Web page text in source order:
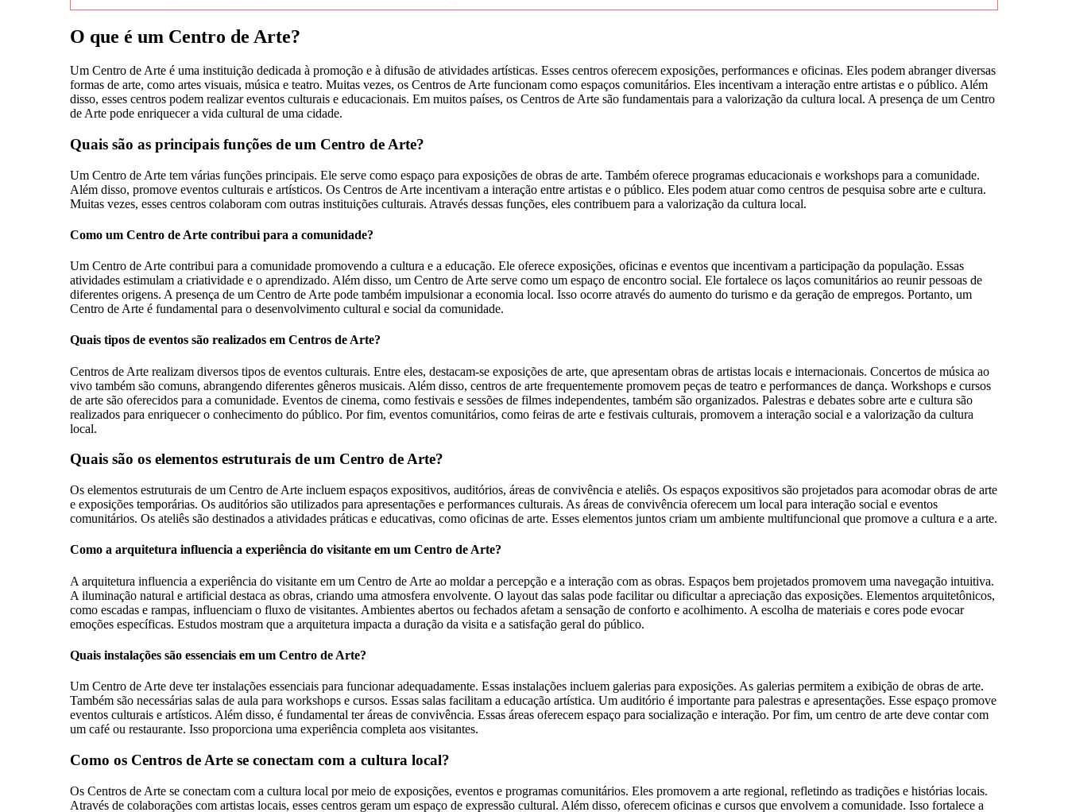
O que é um Centro de Arte?
Um Centro de Arte é uma instituição dedicada à promoção e à difusão de atividades artísticas. Esses centros oferecem exposições, performances e oficinas. Eles podem abranger diversas
formas de arte, como artes visuais, música e teatro. Muitas vezes, os Centros de Arte funcionam como espaços comunitários. Eles incentivam a interação entre artistas e o público. Além
disso, esses centros podem realizar eventos culturais e educacionais. Em muitos países, os Centros de Arte são fundamentais para a valorização da cultura local. A presença de um Centro
de Arte pode enriquecer a vida cultural de uma cidade.
Quais são as principais funções de um Centro de Arte?
Um Centro de Arte tem várias funções principais. Ele serve como espaço para exposições de obras de arte. Também oferece programas educacionais e workshops para a comunidade.
Além disso, promove eventos culturais e artísticos. Os Centros de Arte incentivam a interação entre artistas e o público. Eles podem atuar como centros de pesquisa sobre arte e cultura.
Muitas vezes, esses centros colaboram com outras instituições culturais. Através dessas funções, eles contribuem para a valorização da cultura local.
Como um Centro de Arte contribui para a comunidade?
Um Centro de Arte contribui para a comunidade promovendo a cultura e a educação. Ele oferece exposições, oficinas e eventos que incentivam a participação da população. Essas
atividades estimulam a criatividade e o aprendizado. Além disso, um Centro de Arte serve como um espaço de encontro social. Ele fortalece os laços comunitários ao reunir pessoas de
diferentes origens. A presença de um Centro de Arte pode também impulsionar a economia local. Isso ocorre através do aumento do turismo e da geração de empregos. Portanto, um
Centro de Arte é fundamental para o desenvolvimento cultural e social da comunidade.
Quais tipos de eventos são realizados em Centros de Arte?
Centros de Arte realizam diversos tipos de eventos culturais. Entre eles, destacam-se exposições de arte, que apresentam obras de artistas locais e internacionais. Concertos de música ao
vivo também são comuns, abrangendo diferentes gêneros musicais. Além disso, centros de arte frequentemente promovem peças de teatro e performances de dança. Workshops e cursos
de arte são oferecidos para a comunidade. Eventos de cinema, como festivais e sessões de filmes independentes, também são organizados. Palestras e debates sobre arte e cultura são
realizados para enriquecer o conhecimento do público. Por fim, eventos comunitários, como feiras de arte e festivais culturais, promovem a interação social e a valorização da cultura
local.
Quais são os elementos estruturais de um Centro de Arte?
Os elementos estruturais de um Centro de Arte incluem espaços expositivos, auditórios, áreas de convivência e ateliês. Os espaços expositivos são projetados para acomodar obras de arte
e exposições temporárias. Os auditórios são utilizados para apresentações e performances culturais. As áreas de convivência oferecem um local para interação social e eventos
comunitários. Os ateliês são destinados a atividades práticas e educativas, como oficinas de arte. Esses elementos juntos criam um ambiente multifuncional que promove a cultura e a arte.
Como a arquitetura influencia a experiência do visitante em um Centro de Arte?
A arquitetura influencia a experiência do visitante em um Centro de Arte ao moldar a percepção e a interação com as obras. Espaços bem projetados promovem uma navegação intuitiva.
A iluminação natural e artificial destaca as obras, criando uma atmosfera envolvente. O layout das salas pode facilitar ou dificultar a apreciação das exposições. Elementos arquitetônicos,
como escadas e rampas, influenciam o fluxo de visitantes. Ambientes abertos ou fechados afetam a sensação de conforto e acolhimento. A escolha de materiais e cores pode evocar
emoções específicas. Estudos mostram que a arquitetura impacta a duração da visita e a satisfação geral do público.
Quais instalações são essenciais em um Centro de Arte?
Um Centro de Arte deve ter instalações essenciais para funcionar adequadamente. Essas instalações incluem galerias para exposições. As galerias permitem a exibição de obras de arte.
Também são necessárias salas de aula para workshops e cursos. Essas salas facilitam a educação artística. Um auditório é importante para palestras e apresentações. Esse espaço promove
eventos culturais e artísticos. Além disso, é fundamental ter áreas de convivência. Essas áreas oferecem espaço para socialização e interação. Por fim, um centro de arte deve contar com
um café ou restaurante. Isso proporciona uma experiência completa aos visitantes.
Como os Centros de Arte se conectam com a cultura local?
Os Centros de Arte se conectam com a cultura local por meio de exposições, eventos e programas comunitários. Eles promovem a arte regional, refletindo as tradições e histórias locais.
Através de colaborações com artistas locais, esses centros geram um espaço de expressão cultural. Além disso, oferecem oficinas e cursos que envolvem a comunidade. Isso fortalece a